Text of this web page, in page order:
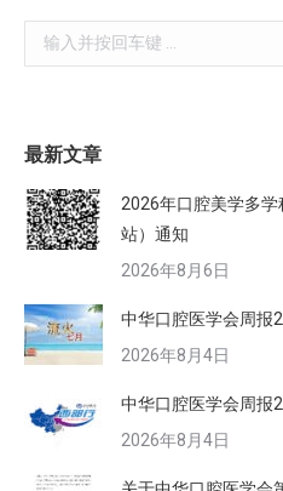
Search:
最新文章
2026年口腔美学多
站）通知
2026年8月6日
中华口腔医学会周报
2026年8月4日
中华口腔医学会周报
2026年8月4日